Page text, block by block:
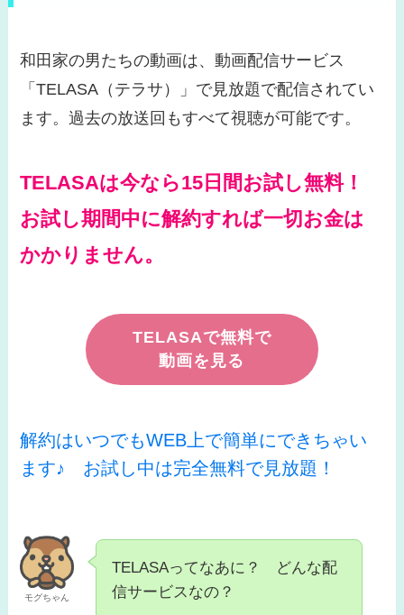
和田家の男たちの動画は、動画配信サービス
「TELASA（テラサ）」で見放題で配信されてい
ます。過去の放送回もすべて視聴が可能です。
TELASAは今なら15日間お試し無料！
お試し期間中に解約すれば一切お金は
かかりません。
TELASAで無料で
動画を見る
解約はいつでもWEB上で簡単にできちゃい
ます♪ お試し中は完全無料で見放題！
モグちゃん
TELASAってなあに？ どんな配
信サービスなの？